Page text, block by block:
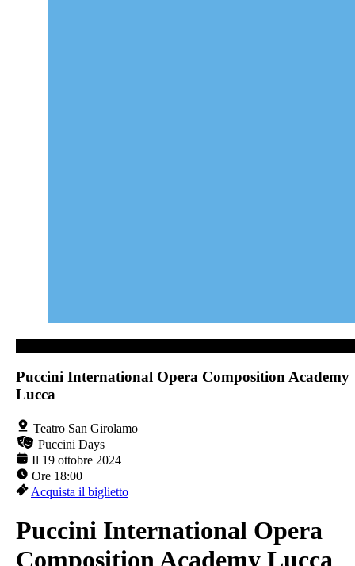
Puccini International Opera Composition Academy
Lucca
Teatro San Girolamo
Puccini Days
Il 19 ottobre 2024
Ore 18:00
Acquista il biglietto
Puccini International Opera
Composition Academy Lucca